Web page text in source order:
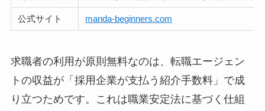
公式サイト manda-beginners.com
求職者の利用が原則無料なのは、転職エージェン
トの収益が「採用企業が支払う紹介手数料」で成
り立つためです。これは職業安定法に基づく仕組